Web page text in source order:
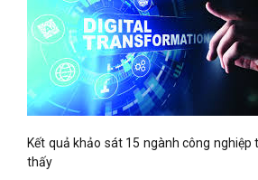
Kết quả khảo sát 15 ngành công nghiệp
thấy